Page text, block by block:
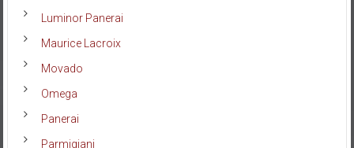
Luminor Panerai
Maurice Lacroix
Movado
Omega
Panerai
Parmigiani